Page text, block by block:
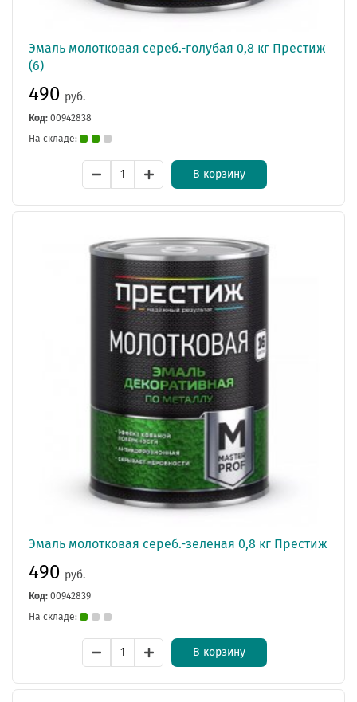
Эмаль молотковая сереб.-голубая 0,8 кг Престиж
(6)
490 руб.
Код: 00942838
На складе:
В корзину
Эмаль молотковая сереб.-зеленая 0,8 кг Престиж
490 руб.
Код: 00942839
На складе:
В корзину